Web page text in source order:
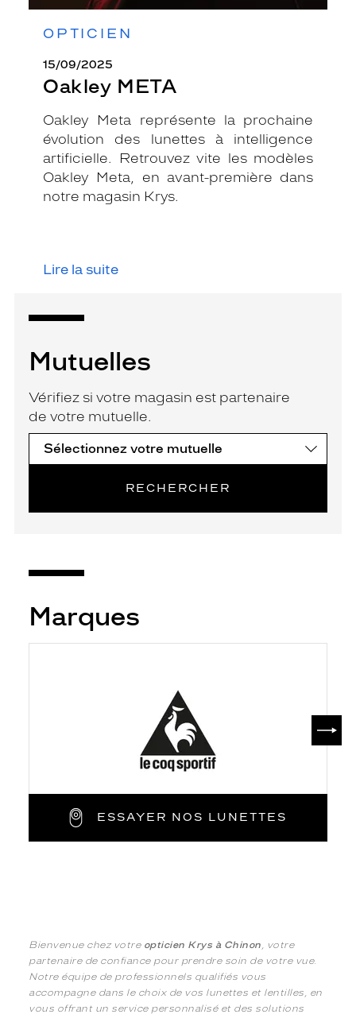
OPTICIEN
15/09/2025
Oakley META
Oakley Meta représente la prochaine
évolution des lunettes à intelligence
artificielle. Retrouvez vite les modèles
Oakley Meta, en avant-première dans
notre magasin Krys.
Lire la suite
Mutuelles
Vérifiez si votre magasin est partenaire
de votre mutuelle.
RECHERCHER
Marques
ESSAYER NOS LUNETTES
Bienvenue chez votre opticien Krys à Chinon, votre
partenaire de confiance pour prendre soin de votre vue.
Notre équipe de professionnels qualifiés vous
accompagne dans le choix de vos lunettes et lentilles, en
vous offrant un service personnalisé et des solutions